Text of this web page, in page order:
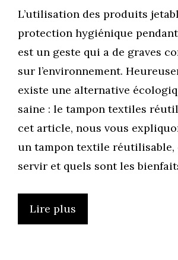
L’utilisation des produits
protection hygiénique
est un geste qui a de graves
sur l’environnement.
existe une alternative
saine : le tampon textiles
cet article, nous vous
un tampon textile réutilisable,
servir et quels sont les
Lire plus